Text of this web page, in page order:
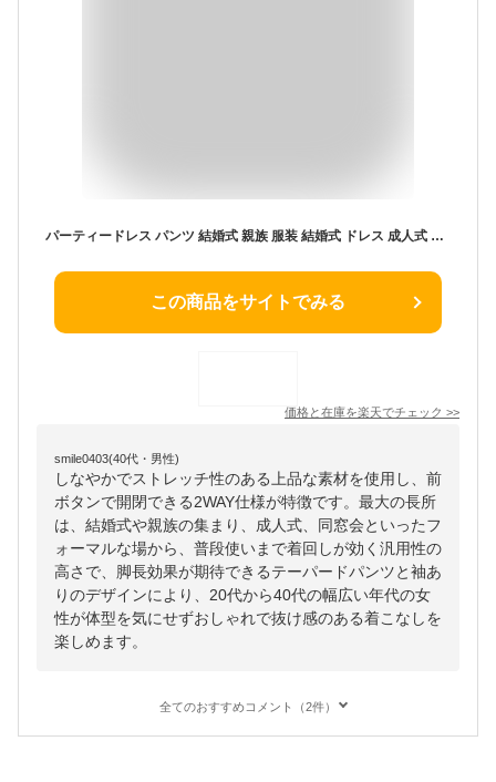
パーティードレス パンツ 結婚式 親族 服装 結婚式 ドレス 成人式 同窓会 パンツスタイル 大きいサイズ お呼ばれドレス 20代 30代 40代 お呼ばれ パンツドレス お呼ばれコーデ 七五三 ママ 袖あり 着まわし 普段使い レース j-3-5301
この商品をサイトでみる
価格と在庫を楽天でチェック >>
smile0403(40代・男性)
しなやかでストレッチ性のある上品な素材を使用し、前
ボタンで開閉できる2WAY仕様が特徴です。最大の長所
は、結婚式や親族の集まり、成人式、同窓会といったフ
ォーマルな場から、普段使いまで着回しが効く汎用性の
高さで、脚長効果が期待できるテーパードパンツと袖あ
りのデザインにより、20代から40代の幅広い年代の女
性が体型を気にせずおしゃれで抜け感のある着こなしを
楽しめます。
全てのおすすめコメント（2件）